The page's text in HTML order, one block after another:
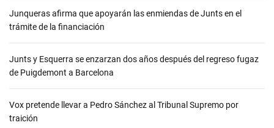
Junqueras afirma que apoyarán las enmiendas de Junts en el
trámite de la financiación
Junts y Esquerra se enzarzan dos años después del regreso fugaz
de Puigdemont a Barcelona
Vox pretende llevar a Pedro Sánchez al Tribunal Supremo por
traición